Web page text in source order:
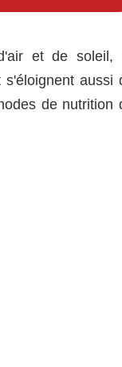
et de soleil,
aussi
de nutrition